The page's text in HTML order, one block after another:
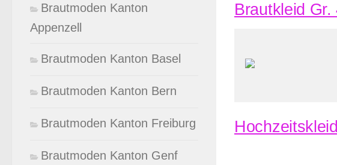
Brautkleid
Brautmoden Kanton
Appenzell
Brautmoden Kanton Basel
Brautmoden Kanton Bern
Brautmoden Kanton Freiburg
Brautmoden Kanton Genf